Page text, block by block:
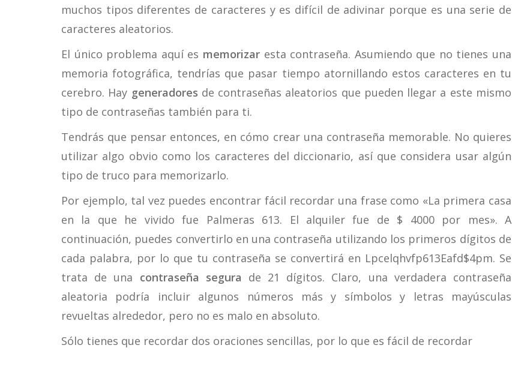
muchos tipos diferentes de caracteres y es difícil de adivinar porque es una serie de
caracteres aleatorios.
El único problema aquí es memorizaresta contraseña. Asumiendo que no tienes una
memoria fotográfica, tendrías que pasar tiempo atornillando estos caracteres en tu
cerebro. Hay generadores de contraseñas aleatorios que pueden llegar a este mismo
tipo de contraseñas también para ti.
Tendrás que pensar entonces, en cómo crear una contraseña memorable. No quieres
utilizar algo obvio como los caracteres del diccionario, así que considera usar algún
tipo de truco para memorizarlo.
Por ejemplo, tal vez puedes encontrar fácil recordar una frase como «La primera casa
en la que he vivido fue Palmeras 613. El alquiler fue de $ 4000 por mes». A
continuación, puedes convertirlo en una contraseña utilizando los primeros dígitos de
cada palabra, por lo que tu contraseña se convertirá en Lpcelqhvfp613Eafd$4pm. Se
trata de una contraseña segura de 21 dígitos. Claro, una verdadera contraseña
aleatoria podría incluir algunos números más y símbolos y letras mayúsculas
revueltas alrededor, pero no es malo en absoluto.
Sólo tienes que recordar dos oraciones sencillas, por lo que es fácil de recordar